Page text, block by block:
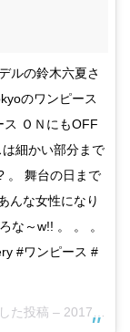
ルの鈴木六夏さ
のワンピース
ス ＯＮにもOFF
細かい部分まで
。 舞台の日まで
んな女性になり
な～w!! 。 。 。
#ワンピース #
た投稿 – 2017 4月 5 6:07午前 PDT